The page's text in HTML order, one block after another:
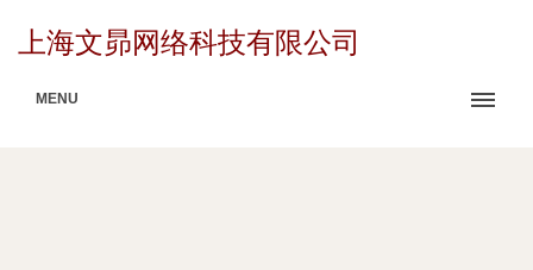
上海文昴网络科技有限公司
MENU